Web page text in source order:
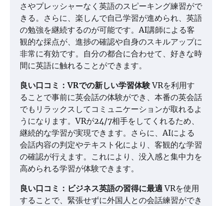
さやプレッシャーなく英語のスピーキング練習がで
きる。さらに、楽しんで自己学習が進められ、英語
の勉強を継続するのが可能です。AI講師による客
観的な採点が、進捗の確認や自身のスキルアップに
非常に有効です。自分の都合に合わせて、好きな時
間に英語に触れることができます。
良い口コミ：VRでの新しい学習体験VRを利用す
ることで事前に英会話の体験ができ、本番の英会話
でもリラックスしてコミュニケーションが取れるよ
うになります。VRが24/7相手をしてくれるため、
継続的な学習が実現できます。さらに、AIによる
会話内容の判定やテキスト化により、客観的な学習
の確認が行えます。これにより、没入感と集中力を
高められる学習が体験できます。
良い口コミ：ビジネス英語の習得に最適 VRを使用
することで、緊張せずに外国人との会話練習ができ